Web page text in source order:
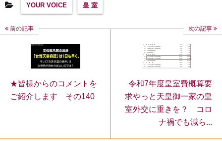
YOUR VOICE 皇 室
前の記事
★皆様からのコメントを
ご紹介します その140
次の記事
令和7年度皇室費概算要
求やっと天皇御一家の皇
室外交に重きを？ コロ
ナ禍でも減ら...